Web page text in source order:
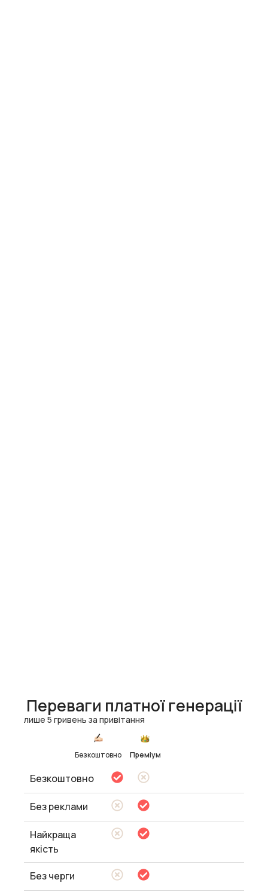
Переваги платної генерації
лише 5 гривень за привітання
Безкоштовно Преміум
Безкоштовно
Без реклами
Найкраща
якість
Без черги